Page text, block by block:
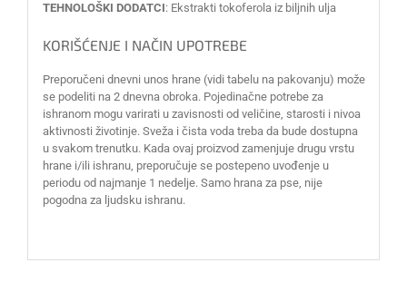
TEHNOLOŠKI DODATCI: Ekstrakti tokoferola iz biljnih ulja
KORIŠĆENJE I NAČIN UPOTREBE
Preporučeni dnevni unos hrane (vidi tabelu na pakovanju) može
se podeliti na 2 dnevna obroka. Pojedinačne potrebe za
ishranom mogu varirati u zavisnosti od veličine, starosti i nivoa
aktivnosti životinje. Sveža i čista voda treba da bude dostupna
u svakom trenutku. Kada ovaj proizvod zamenjuje drugu vrstu
hrane i/ili ishranu, preporučuje se postepeno uvođenje u
periodu od najmanje 1 nedelje. Samo hrana za pse, nije
pogodna za ljudsku ishranu.